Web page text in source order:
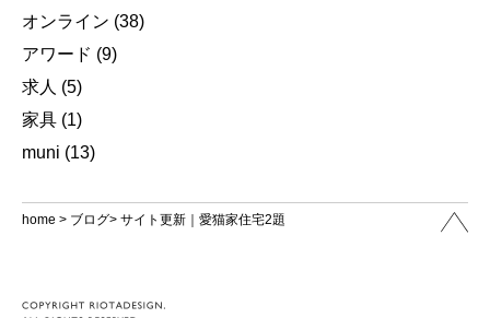
オンライン (38)
アワード (9)
求人 (5)
家具 (1)
muni (13)
home > ブログ> サイト更新｜愛猫家住宅2題